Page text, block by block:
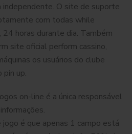
independente. O site de suporte
com todas while
horas durante dia. Também
site oficial perform cassino,
os usuários do clube
pin up.
on-line é a única responsável
é que apenas 1 campo está